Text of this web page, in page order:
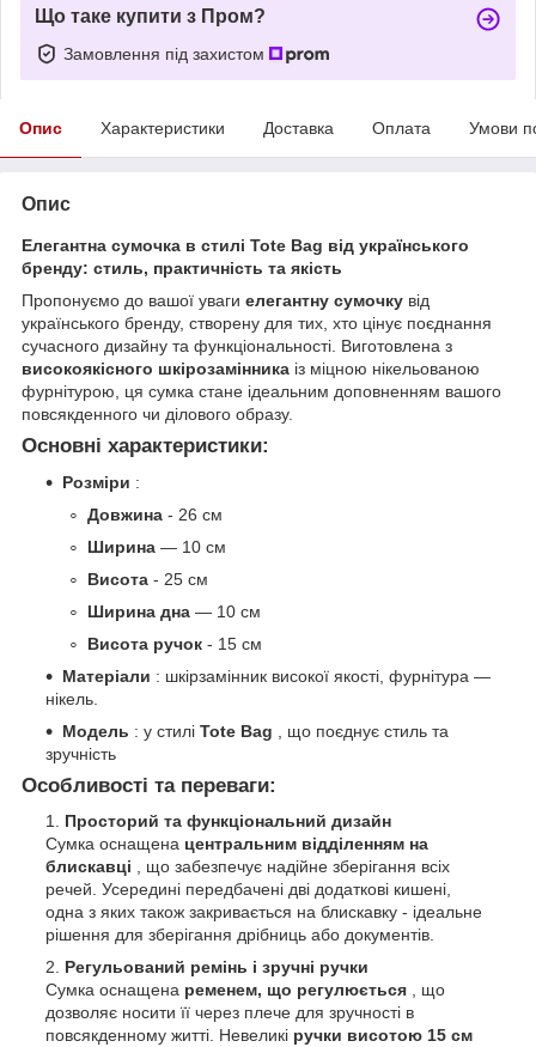
Що таке купити з Пром?
Замовлення під захистом
Опис Характеристики Доставка Оплата Умови
Опис
Елегантна сумочка в стилі Tote Bag від українського
бренду: стиль, практичність та якість
Пропонуємо до вашої уваги елегантну сумочку від
українського бренду, створену для тих, хто цінує поєднання
сучасного дизайну та функціональності. Виготовлена ​​з
високоякісного шкірозамінника із міцною нікельованою
фурнітурою, ця сумка стане ідеальним доповненням вашого
повсякденного чи ділового образу.
Основні характеристики:
Розміри :
Довжина - 26 см
Ширина — 10 см
Висота - 25 см
Ширина дна — 10 см
Висота ручок - 15 см
Матеріали : шкірзамінник високої якості, фурнітура —
нікель.
Модель : у стилі Tote Bag , що поєднує стиль та
зручність
Особливості та переваги:
Просторий та функціональний дизайн
Сумка оснащена центральним відділенням на
блискавці , що забезпечує надійне зберігання всіх
речей. Усередині передбачені дві додаткові кишені,
одна з яких також закривається на блискавку - ідеальне
рішення для зберігання дрібниць або документів.
Регульований ремінь і зручні ручки
Сумка оснащена ременем, що регулюється , що
дозволяє носити її через плече для зручності в
повсякденному житті. Невеликі ручки висотою 15 см